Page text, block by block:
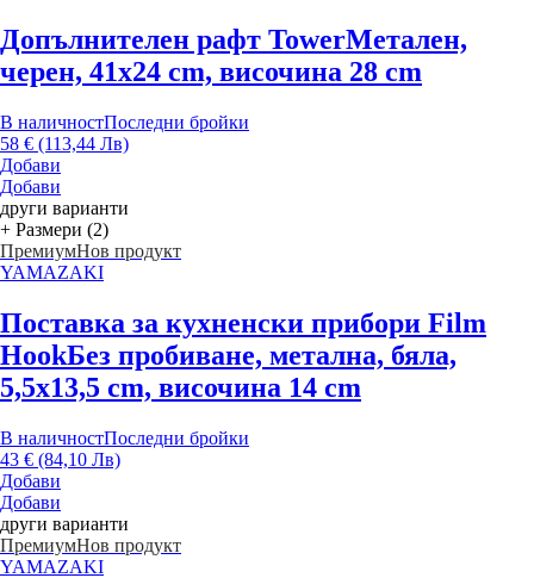
Допълнителен рафт TowerМетален,
черен, 41x24 cm, височина 28 cm
В наличностПоследни бройки
58 € (113,44 Лв)
Добави
Добави
други варианти
+ Размери (2)
ПремиумНов продукт
YAMAZAKI
Поставка за кухненски прибори Film
HookБез пробиване, метална, бяла,
5,5x13,5 cm, височина 14 cm
В наличностПоследни бройки
43 € (84,10 Лв)
Добави
Добави
други варианти
ПремиумНов продукт
YAMAZAKI